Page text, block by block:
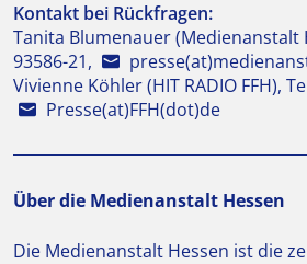
Kontakt bei Rückfragen:
Tanita Blumenauer (Medienanstalt
93586-21,
Vivienne Köhler (HIT RADIO FFH),
Presse(at)FFH(dot)de
Über die Medienanstalt Hessen
Die Medienanstalt Hessen ist die